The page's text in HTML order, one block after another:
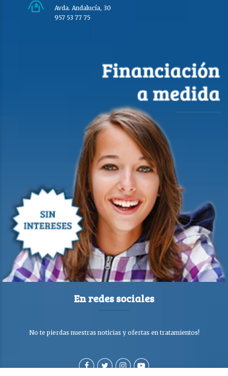
Avda. Andalucía, 30
957 53 77 75
En redes sociales
No te pierdas nuestras noticias y ofertas en tratamientos!